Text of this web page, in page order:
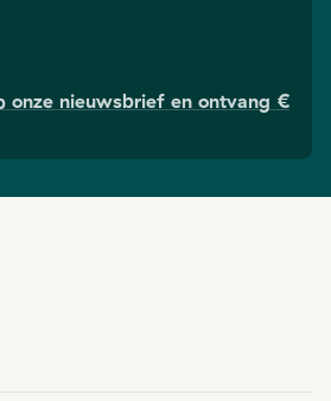
onze nieuwsbrief en ontvang €